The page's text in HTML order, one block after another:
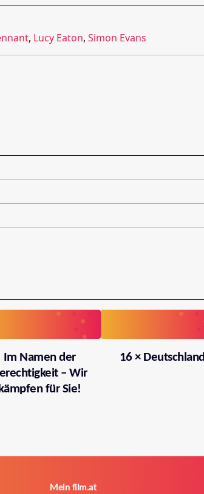
, Lucy Eaton, Simon Evans
Im Namen der
– Wir
kämpfen für Sie!
16 × Deutschland
Mein film.at